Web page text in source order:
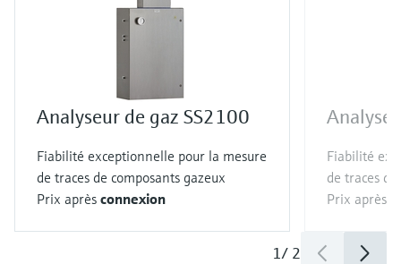
Analyseur de gaz SS2100
Fiabilité exceptionnelle pour la mesure
de traces de composants gazeux
Prix après connexion
Fiabilité
de traces
Prix après
1/ 2